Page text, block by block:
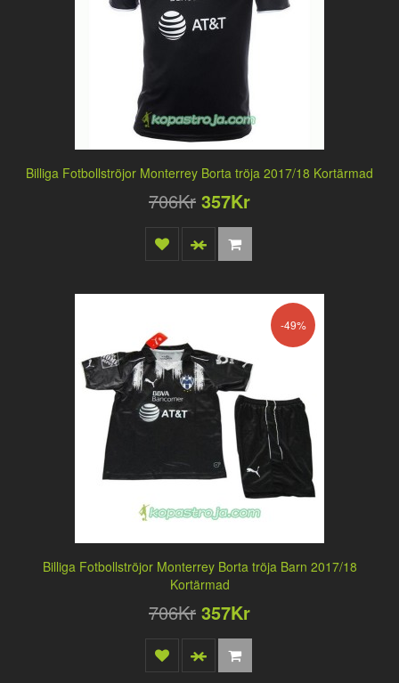
Billiga Fotbollströjor Monterrey Borta tröja 2017/18 Kortärmad
706Kr 357Kr
-49%
Billiga Fotbollströjor Monterrey Borta tröja Barn 2017/18
Kortärmad
706Kr 357Kr